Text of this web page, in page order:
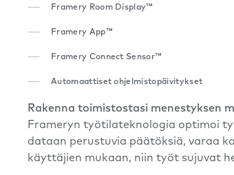
Framery Room Display™
Framery App™
Framery Connect Sensor™
Automaattiset ohjelmistopäivitykset
Rakenna toimistostasi menestyksen
Frameryn työtilateknologia optimoi
dataan perustuvia päätöksiä, varaa
käyttäjien mukaan, niin työt sujuvat